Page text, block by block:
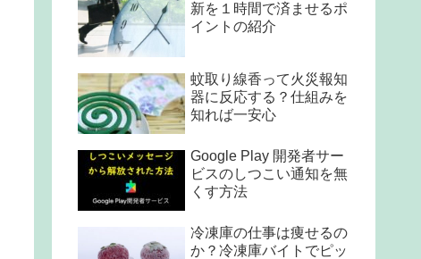
新を１時間で済ませるポ
イントの紹介
蚊取り線香って火災報知
器に反応する？仕組みを
知れば一安心
Google Play 開発者サー
ビスのしつこい通知を無
くす方法
冷凍庫の仕事は痩せるの
か？冷凍庫バイトでピッ